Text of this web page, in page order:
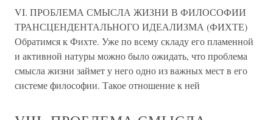
VI. ПРОБЛЕМА СМЫСЛА ЖИЗНИ В ФИЛОСОФИИ
ТРАНСЦЕНДЕНТАЛЬНОГО ИДЕАЛИЗМА (ФИХТЕ)
Обратимся к Фихте. Уже по всему складу его пламенной
и активной натуры можно было ожидать, что проблема
смысла жизни займет у него одно из важных мест в его
системе философии. Такое отношение к ней